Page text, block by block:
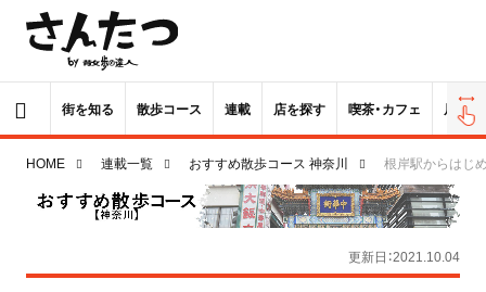
街を知る 散歩コース 連載 店を探す 喫茶・カフェ 居酒屋
HOME 連載一覧 おすすめ散歩コース 神奈川 根岸駅からはじ
更新日：2021.10.04